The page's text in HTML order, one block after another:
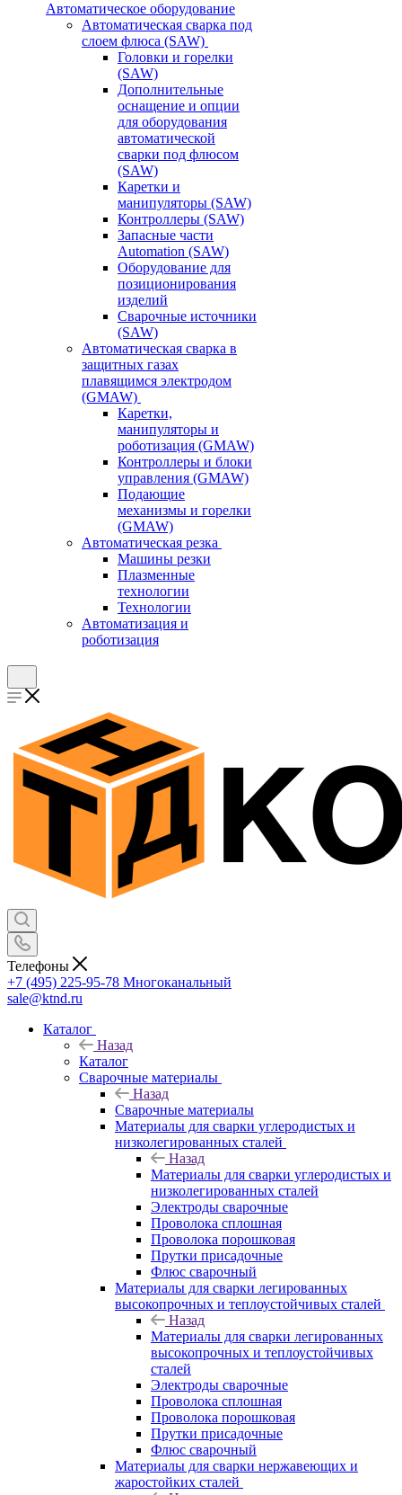
Автоматическое оборудование
Автоматическая сварка под
слоем флюса (SAW)
Головки и горелки
(SAW)
Дополнительные
оснащение и опции
для оборудования
автоматической
сварки под флюсом
(SAW)
Каретки и
манипуляторы (SAW)
Контроллеры (SAW)
Запасные части
Automation (SAW)
Оборудование для
позиционирования
изделий
Сварочные источники
(SAW)
Автоматическая сварка в
защитных газах
плавящимся электродом
(GMAW)
Каретки,
манипуляторы и
роботизация (GMAW)
Контроллеры и блоки
управления (GMAW)
Подающие
механизмы и горелки
(GMAW)
Автоматическая резка
Машины резки
Плазменные
технологии
Технологии
Автоматизация и
роботизация
Телефоны
+7 (495) 225-95-78 Многоканальный
sale@ktnd.ru
Каталог
Назад
Каталог
Сварочные материалы
Назад
Сварочные материалы
Материалы для сварки углеродистых и
низколегированных сталей
Назад
Материалы для сварки углеродистых и
низколегированных сталей
Электроды сварочные
Проволока сплошная
Проволока порошковая
Прутки присадочные
Флюс сварочный
Материалы для сварки легированных
высокопрочных и теплоустойчивых сталей
Назад
Материалы для сварки легированных
высокопрочных и теплоустойчивых
сталей
Электроды сварочные
Проволока сплошная
Проволока порошковая
Прутки присадочные
Флюс сварочный
Материалы для сварки нержавеющих и
жаростойких сталей